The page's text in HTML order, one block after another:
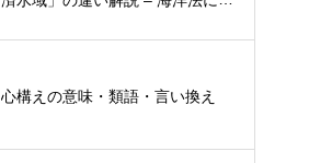
心構えの意味・類語・言い換え